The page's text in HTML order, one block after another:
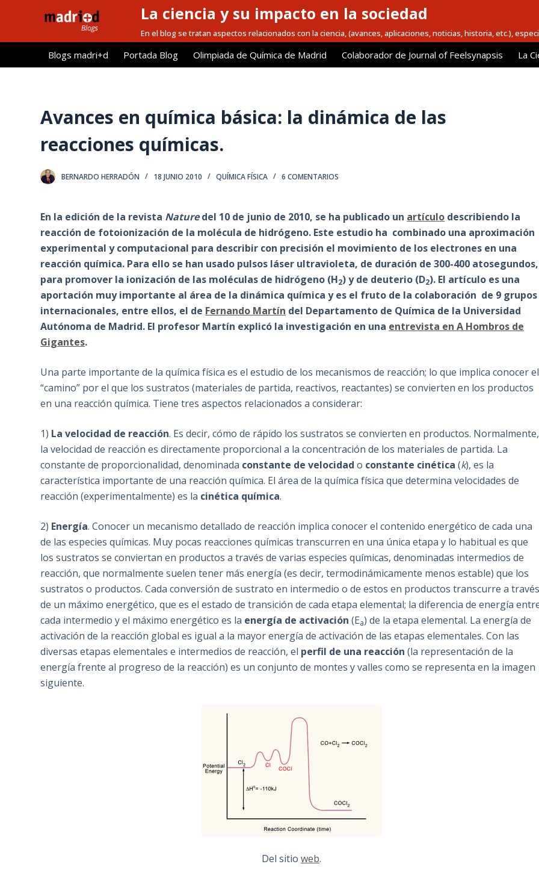
l
La ciencia y su impacto en la sociedad
En el blog se tratan aspectos relacionados con la ciencia, (avances, aplicaciones, noticias, historia, etc.),
Blogs madri+d Portada Blog Olimpiada de Química de Madrid Colaborador de Journal of Feelsynapsis La
Avances en química básica: la dinámica de las
reacciones químicas.
BERNARDO HERRADÓN 18 JUNIO 2010 QUÍMICA FÍSICA 6 COMENTARIOS
En la edición de la revista Naturedel 10 de junio de 2010, se ha publicado un artículo describiendo la
reacción de fotoionización de la molécula de hidrógeno. Este estudio ha combinado una aproximación
experimental y computacional para describir con precisión el movimiento de los electrones en una
reacción química. Para ello se han usado pulsos láser ultravioleta, de duración de 300-400 atosegundos,
para promover la ionización de las moléculas de hidrógeno (H2) y de deuterio (D2). El artículo es una
aportación muy importante al área de la dinámica química y es el fruto de la colaboración de 9 grupos
internacionales, entre ellos, el de Fernando Martín del Departamento de Química de la Universidad
Autónoma de Madrid. El profesor Martín explicó la investigación en una entrevista en A Hombros de
Gigantes.
Una parte importante de la química física es el estudio de los mecanismos de reacción; lo que implica conocer el
“camino” por el que los sustratos (materiales de partida, reactivos, reactantes) se convierten en los productos
en una reacción química. Tiene tres aspectos relacionados a considerar:
1) La velocidad de reacción. Es decir, cómo de rápido los sustratos se convierten en productos. Normalmente,
la velocidad de reacción es directamente proporcional a la concentración de los materiales de partida. La
constante de proporcionalidad, denominada constante de velocidad o constante cinética(k), es la
característica importante de una reacción química. El área de la química física que determina velocidades de
reacción (experimentalmente) es la cinética química.
2) Energía. Conocer un mecanismo detallado de reacción implica conocer el contenido energético de cada una
de las especies químicas. Muy pocas reacciones químicas transcurren en una única etapa y lo habitual es que
los sustratos se conviertan en productos a través de varias especies químicas, denominadas intermedios de
reacción, que normalmente suelen tener más energía (es decir, termodinámicamente menos estable) que los
sustratos o productos. Cada conversión de sustrato en intermedio o de estos en productos transcurre a
de un máximo energético, que es el estado de transición de cada etapa elemental; la diferencia de energía
cada intermedio y el máximo energético es la energía de activación (Ea) de la etapa elemental. La energía de
activación de la reacción global es igual a la mayor energía de activación de las etapas elementales. Con las
diversas etapas elementales e intermedios de reacción, el perfil de una reacción (la representación de la
energía frente al progreso de la reacción) es un conjunto de montes y valles como se representa en la imagen
siguiente.
Del sitioweb.